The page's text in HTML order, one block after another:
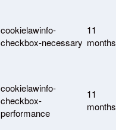
cookielawinfo-
checkbox-necessary
11
months
cookielawinfo-
checkbox-
performance
11
months